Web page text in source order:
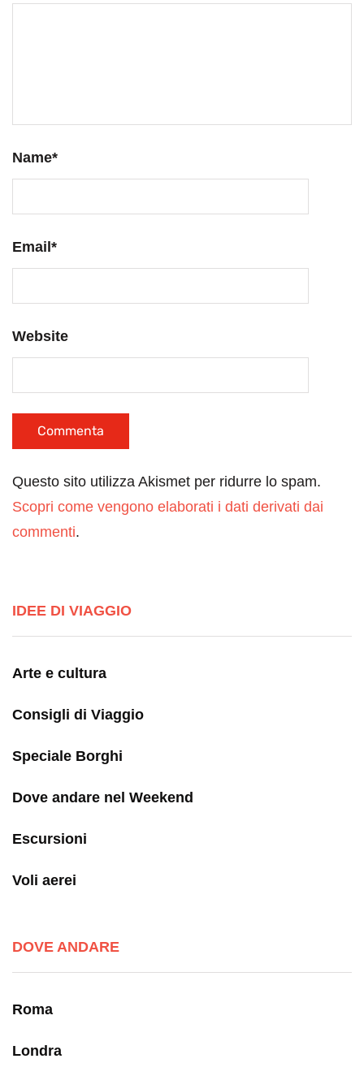
Name*
Email*
Website
Questo sito utilizza Akismet per ridurre lo spam.
Scopri come vengono elaborati i dati derivati dai
commenti.
IDEE DI VIAGGIO
Arte e cultura
Consigli di Viaggio
Speciale Borghi
Dove andare nel Weekend
Escursioni
Voli aerei
DOVE ANDARE
Roma
Londra